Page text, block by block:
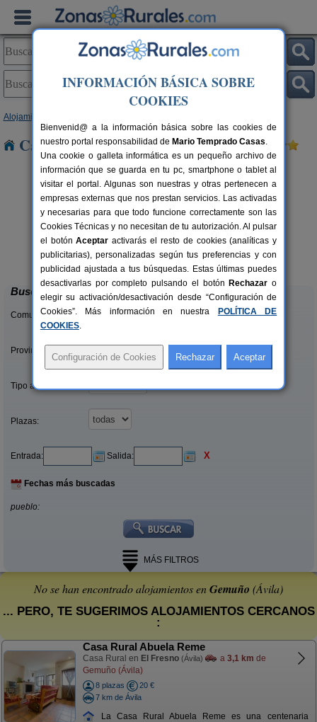
Alojamientos
Casas Rurales cerca de Gemuño
6-16+1 pers.
desde38 €
Casa Rural El Rincón de Gredos
Navaluenga (Ávila)
Buscar
Comunidades:
Provincias/Islas:
Tipo alquiler:
Plazas:
Entrada: Salida: X
Fechas más buscadas
pueblo:
MÁS FILTROS
No se han encontrado alojamientos enGemuño (Ávila)
... PERO, TE SUGERIMOS ALOJAMIENTOS CERCANOS
:
Casa Rural Abuela Reme
Casa Rural en El Fresno (Ávila) a 3,1 km de
Gemuño (Ávila)
8 plazas
20 €
7 km de Ávila
La Casa Rural Abuela Reme es una centenaria
INFORMACIÓN BÁSICA SOBRE
COOKIES
Bienvenid@ a la información básica sobre las cookies de
nuestro portal responsabilidad de Mario Temprado Casas.
Una cookie o galleta informática es un pequeño archivo de
información que se guarda en tu pc, smartphone o tablet al
visitar el portal. Algunas son nuestras y otras pertenecen a
empresas externas que nos prestan servicios. Las activadas
y necesarias para que todo funcione correctamente son las
Cookies Técnicas y no necesitan de tu autorización. Al pulsar
el botónAceptar activarás el resto de cookies (analíticas y
publicitarias), personalizadas según tus preferencias y con
publicidad ajustada a tus búsquedas. Estas últimas puedes
desactivarlas por completo pulsando el botón Rechazar o
elegir su activación/desactivación desde “Configuración de
Cookies”. Más información en nuestra
POLÍTICA DE
COOKIES.